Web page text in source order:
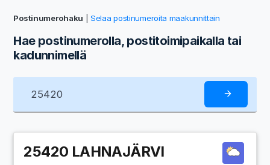
Postinumerohaku |Selaa postinumeroita maakunnittain
Hae postinumerolla, postitoimipaikalla tai
kadunnimellä
25420 LAHNAJÄRVI